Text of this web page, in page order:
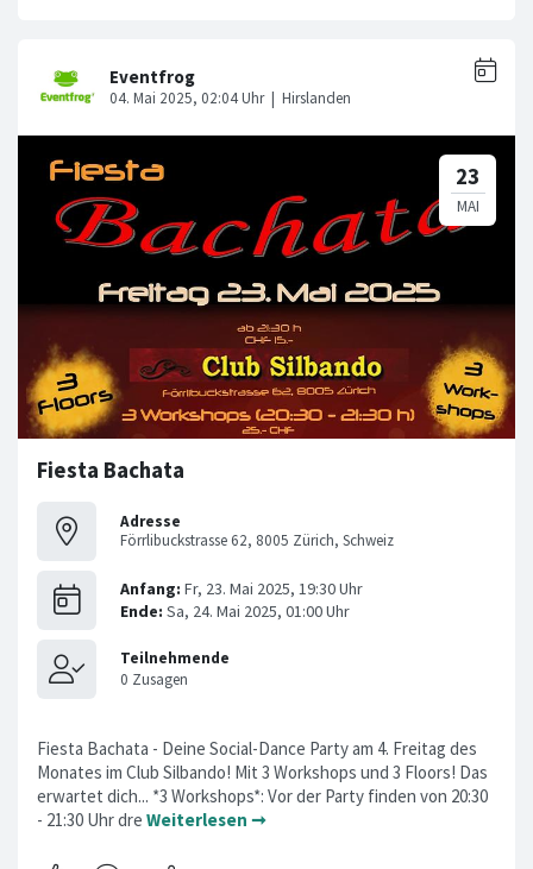
Fiesta Bachata
Adresse
Förrlibuckstrasse 62, 8005 Zürich, Schweiz
Fiesta Bachata - Deine Social-Dance Party am 4. Freitag des
Monates im Club Silbando! Mit 3 Workshops und 3 Floors! Das
erwartet dich... *3 Workshops*: Vor der Party finden von 20:30
- 21:30 Uhr dre Weiterlesen ➞